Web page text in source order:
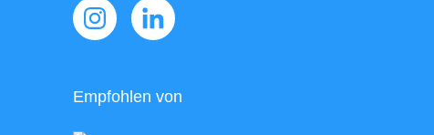
Empfohlen von